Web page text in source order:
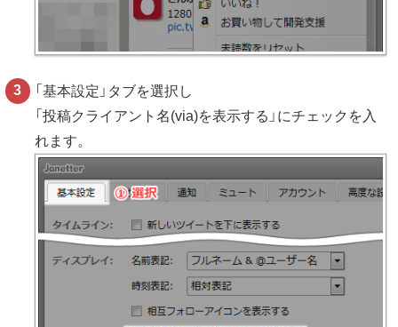
「基本設定」タブを選択し
「投稿クライアント名(via)を表示する」にチェックを入
れます。